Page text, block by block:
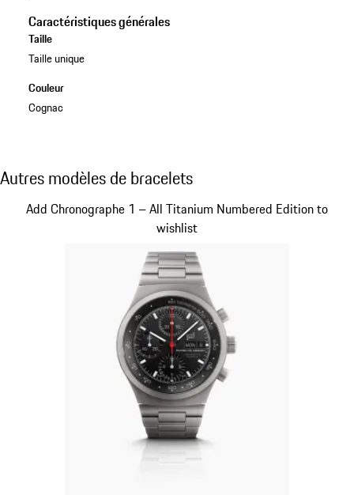
Caractéristiques générales
Taille
Taille unique
Couleur
Cognac
Autres modèles de bracelets
Autres modèles de bracelets
Add Chronographe 1 – All Titanium Numbered Edition to
wishlist
Diapositive 1 sur 5